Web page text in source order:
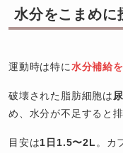
水分をこまめに
運動時は特に水分補給
破壊された脂肪細胞は
め、水分が不足すると
目安は1日1.5〜2L 。カ